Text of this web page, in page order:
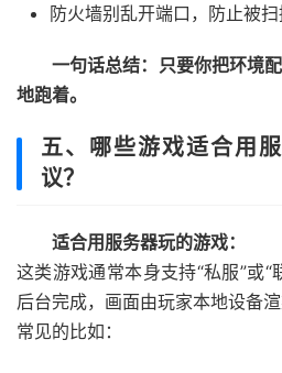
防火墙别乱开端口，防止被扫
一句话总结：只要你把环境
地跑着。
五、哪些游戏适合用
议？
适合用服务器玩的游戏：
这类游戏通常本身支持“私服”或“
后台完成，画面由玩家本地设备渲
常见的比如：